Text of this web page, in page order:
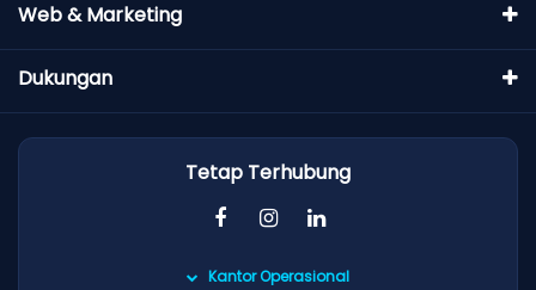
Web & Marketing
Dukungan
Tetap Terhubung
Kantor Operasional